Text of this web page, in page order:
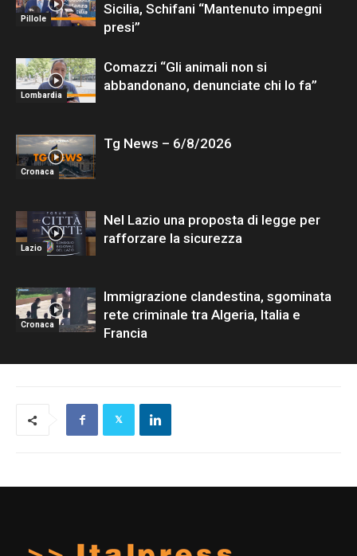
Pillole
Sicilia, Schifani “Mantenuto impegni
presi”
Lombardia
Comazzi “Gli animali non si
abbandonano, denunciate chi lo fa”
Cronaca
Tg News – 6/8/2026
Lazio
Nel Lazio una proposta di legge per
rafforzare la sicurezza
Cronaca
Immigrazione clandestina, sgominata
rete criminale tra Algeria, Italia e
Francia